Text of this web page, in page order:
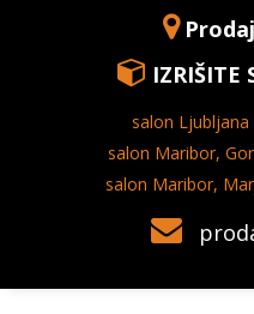
IZRIŠITE
salon Ljubljana
salon Maribor,
salon Maribor,